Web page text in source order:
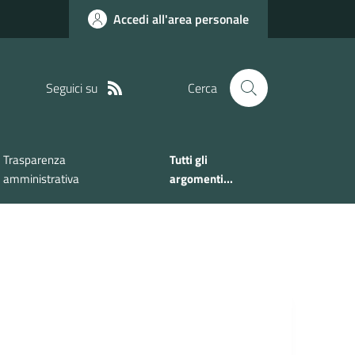
Accedi all'area personale
Seguici su Cerca
Trasparenza
amministrativa
Tutti gli
argomenti...